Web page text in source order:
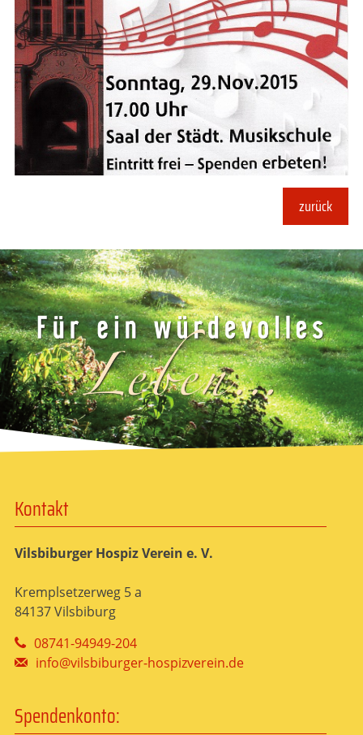
zurück
Kontakt
Vilsbiburger Hospiz Verein e. V.
Kremplsetzerweg 5 a
84137 Vilsbiburg
08741-94949-204
info@vilsbiburger-hospizverein.de
Spendenkonto: